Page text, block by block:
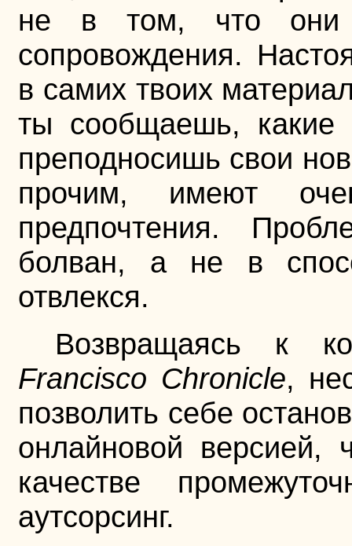
не в том, что они
сопровождения.
в самих твоих
ты сообщаешь, какие
преподносишь свои
прочим, имеют
предпочтения.
болван, а не в
отвлекся.
Возвращаясь к
Francisco Chronicle,
позволить себе
онлайновой
качестве
аутсорсинг.